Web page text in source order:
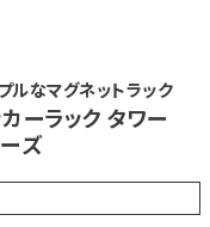
ルなマグネットラック
ーラック タワー
ズ